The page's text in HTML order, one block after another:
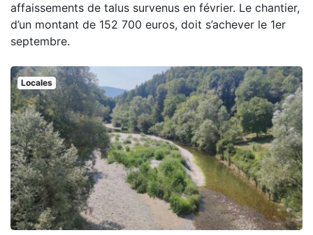
affaissements de talus survenus en février. Le chantier,
d’un montant de 152 700 euros, doit s’achever le 1er
septembre.
Locales